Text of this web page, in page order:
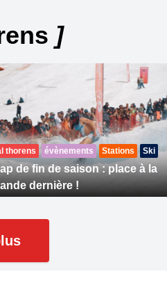
]
thorens évènements Stations Ski
de fin de saison : place à la
dernière !